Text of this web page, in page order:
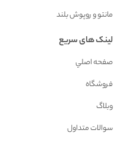
مانتو و روپوش بلند
لینک های سریع
صفحه اصلي
فروشگاه
وبلاگ
سوالات متداول